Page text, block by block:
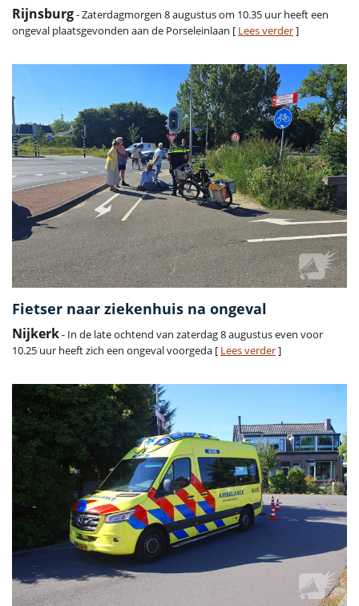
Rijnsburg- Zaterdagmorgen 8 augustus om 10.35 uur heeft een
ongeval plaatsgevonden aan de Porseleinlaan [ Lees verder]
Fietser naar ziekenhuis na ongeval
Nijkerk- In de late ochtend van zaterdag 8 augustus even voor
10.25 uur heeft zich een ongeval voorgeda [ Lees verder]